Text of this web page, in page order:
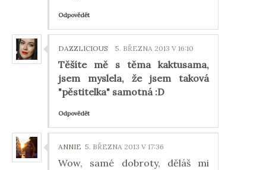
Odpovědět
DAZZLICIOUS 5. BŘEZNA 2013 V 16:10
Těšíte mě s těma kaktusama,
jsem myslela, že jsem taková
"pěstitelka" samotná :D
Odpovědět
ANNIE 5. BŘEZNA 2013 V 17:36
Wow, samé dobroty, děláš mi